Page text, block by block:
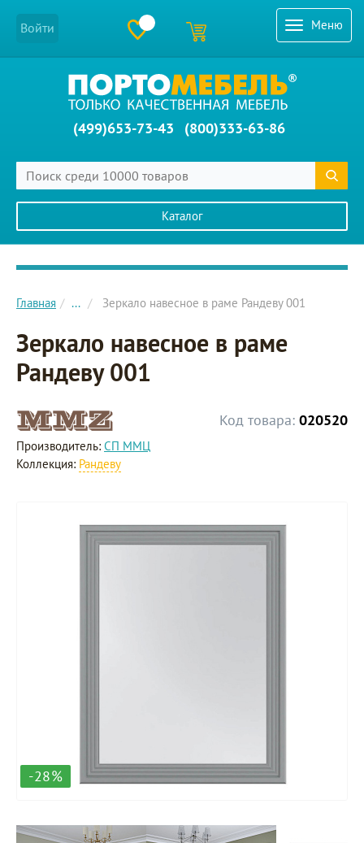
Меню
Войти
(499)653-73-43 (800)333-63-86
Каталог
Главное меню сайта
Главная ... Зеркало навесное в раме Рандеву 001
Зеркало навесное в раме
Рандеву 001
Код товара: 020520
Производитель: СП ММЦ
Коллекция: Рандеву
-28%